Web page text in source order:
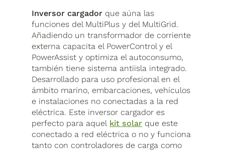
Inversor cargador que aúna las
funciones del MultiPlus y del MultiGrid.
Añadiendo un transformador de corriente
externa capacita el PowerControl y el
PowerAssist y optimiza el autoconsumo,
también tiene sistema antiisla integrado.
Desarrollado para uso profesional en el
ámbito marino, embarcaciones, vehículos
e instalaciones no conectadas a la red
eléctrica. Este inversor cargador es
perfecto para aquel kit solar que este
conectado a red eléctrica o no y funciona
tanto con controladores de carga como